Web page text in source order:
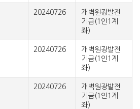
20240726
개벽원광발전
기금(1인1계
좌)
20240726
개벽원광발전
기금(1인1계
좌)
20240726
개벽원광발전
기금(1인1계
좌)